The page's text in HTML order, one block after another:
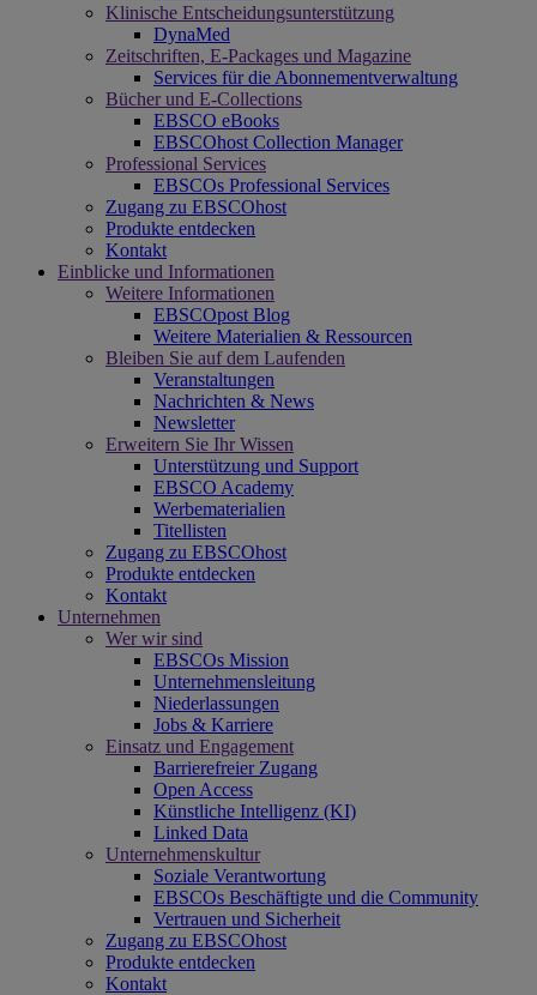
Klinische Entscheidungsunterstützung
DynaMed
Zeitschriften, E-Packages und Magazine
Services für die Abonnementverwaltung
Bücher und E-Collections
EBSCO eBooks
EBSCOhost Collection Manager
Professional Services
EBSCOs Professional Services
Zugang zu EBSCOhost
Produkte entdecken
Kontakt
Einblicke und Informationen
Weitere Informationen
EBSCOpost Blog
Weitere Materialien & Ressourcen
Bleiben Sie auf dem Laufenden
Veranstaltungen
Nachrichten & News
Newsletter
Erweitern Sie Ihr Wissen
Unterstützung und Support
EBSCO Academy
Werbematerialien
Titellisten
Zugang zu EBSCOhost
Produkte entdecken
Kontakt
Unternehmen
Wer wir sind
EBSCOs Mission
Unternehmensleitung
Niederlassungen
Jobs & Karriere
Einsatz und Engagement
Barrierefreier Zugang
Open Access
Künstliche Intelligenz (KI)
Linked Data
Unternehmenskultur
Soziale Verantwortung
EBSCOs Beschäftigte und die Community
Vertrauen und Sicherheit
Zugang zu EBSCOhost
Produkte entdecken
Kontakt